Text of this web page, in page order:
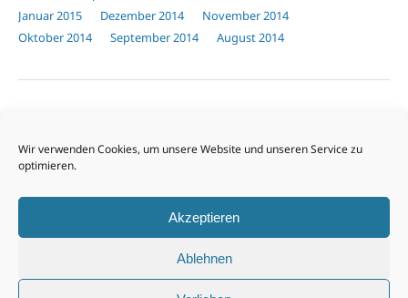
Wir verwenden Cookies, um unsere Website und unseren Service zu
optimieren.
Akzeptieren
Ablehnen
Januar 2015
Dezember 2014
November 2014
Oktober 2014
September 2014 August 2014